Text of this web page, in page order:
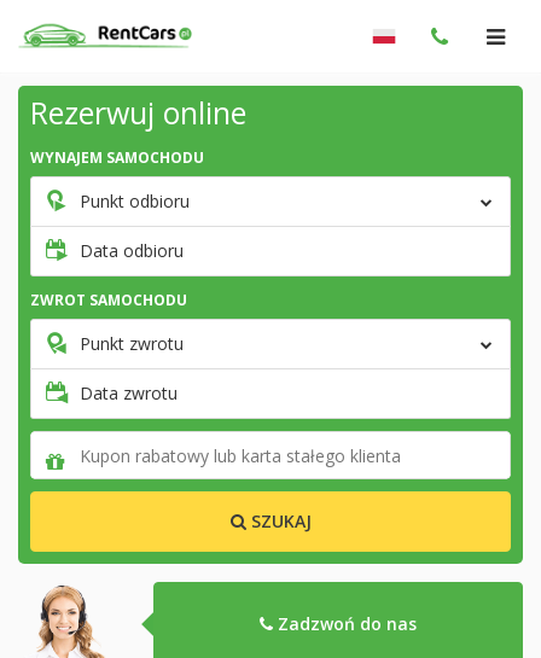
Rezerwuj online
WYNAJEM SAMOCHODU
Punkt odbioru
Data odbioru
ZWROT SAMOCHODU
Punkt zwrotu
Data zwrotu
SZUKAJ
Zadzwoń do nas